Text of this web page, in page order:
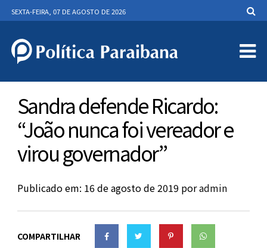
SEXTA-FEIRA, 07 DE AGOSTO DE 2026
Sandra defende Ricardo:
“João nunca foi vereador e
virou governador”
Publicado em: 16 de agosto de 2019 poradmin
COMPARTILHAR